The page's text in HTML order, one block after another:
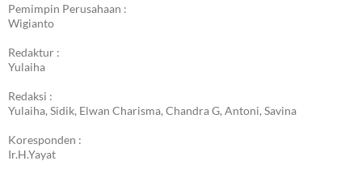
Pemimpin Perusahaan :
Wigianto
Redaktur :
Yulaiha
Redaksi :
Yulaiha, Sidik, Elwan Charisma, Chandra G, Antoni, Savina
Koresponden :
Ir.H.Yayat